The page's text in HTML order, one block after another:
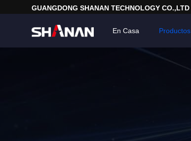
GUANGDONG SHANAN TECHNOLOGY CO.,LTD
En Casa Productos